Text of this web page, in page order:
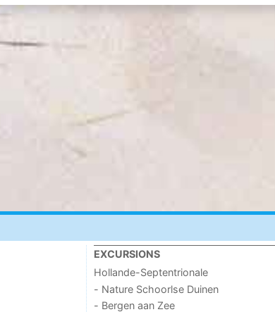
EXCURSIONS
Hollande-Septentrionale
- Nature Schoorlse Duinen
- Bergen aan Zee